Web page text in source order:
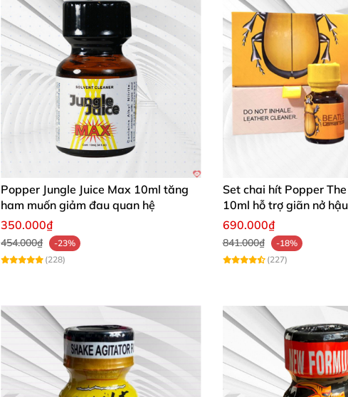
Popper Jungle Juice Max 10ml tăng
ham muốn giảm đau quan hệ
350.000₫
454.000₫
-23%
(228)
Set chai hít Popper
10ml hỗ trợ giãn nở
Bot
690.000₫
841.000₫
-18%
(227)